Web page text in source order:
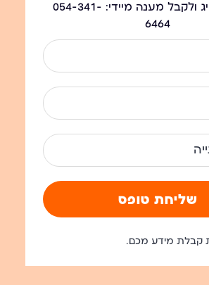
ניתן גם לחייג ולקבל מענה מיידי: 054-341-
6464
קבלת מידע מכם.
שליחת טופס